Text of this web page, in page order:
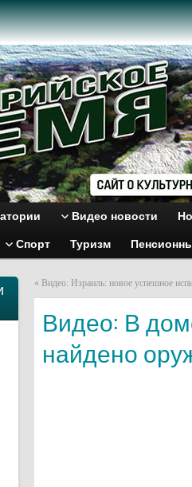
Видео новости
Спорт Туризм
« Видео: Израиль: новое успешное
Видео: В
найдено